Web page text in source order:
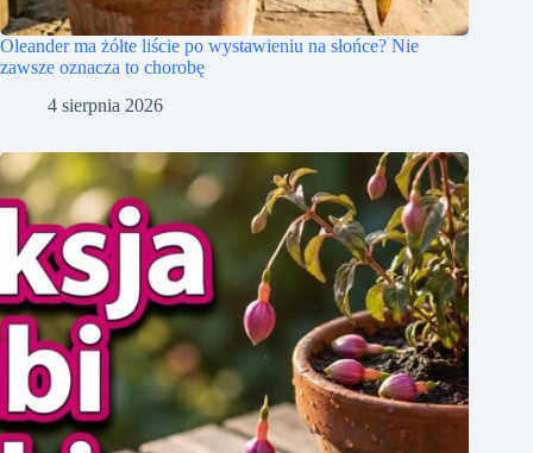
Oleander ma żółte liście po wystawieniu na słońce? Nie
zawsze oznacza to chorobę
4 sierpnia 2026